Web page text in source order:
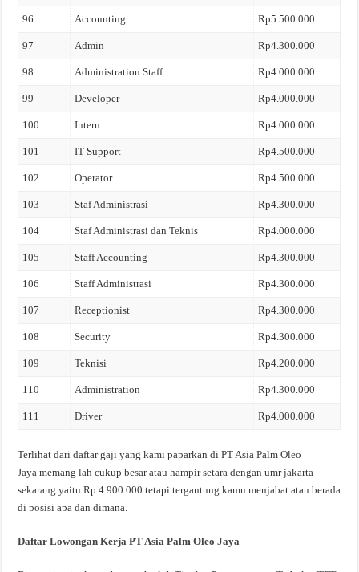
96 Accounting Rp5.500.000
97 Admin Rp4.300.000
98 Administration Staff Rp4.000.000
99 Developer Rp4.000.000
100 Intern Rp4.000.000
101 IT Support Rp4.500.000
102 Operator Rp4.500.000
103 Staf Administrasi Rp4.300.000
104 Staf Administrasi dan Teknis Rp4.000.000
105 Staff Accounting Rp4.300.000
106 Staff Administrasi Rp4.300.000
107 Receptionist Rp4.300.000
108 Security Rp4.300.000
109 Teknisi Rp4.200.000
110 Administration Rp4.300.000
111 Driver Rp4.000.000
Terlihat dari daftar gaji yang kami paparkan di PT Asia Palm Oleo
Jaya memang lah cukup besar atau hampir setara dengan umr jakarta
sekarang yaitu Rp 4.900.000 tetapi tergantung kamu menjabat atau berada
di posisi apa dan dimana.
Daftar Lowongan Kerja PT Asia Palm Oleo Jaya